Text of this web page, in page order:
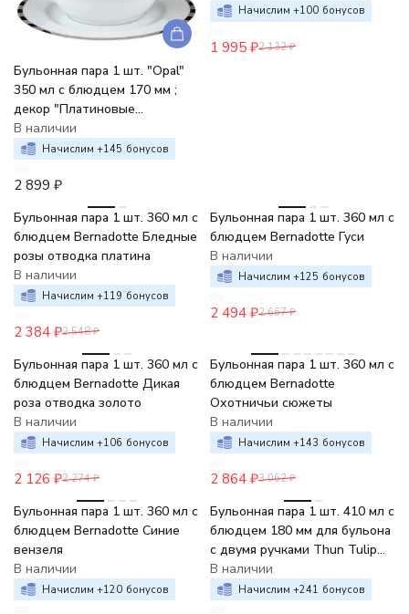
Бульонная пара 1 шт. "Opal"
350 мл с блюдцем 170 мм ;
декор "Платиновые
пластинки"
В наличии
Начислим +145 бонусов
2 899 ₽
Начислим +100 бонусов
1 995 ₽2 132 ₽
-6%
Бульонная пара 1 шт. 360 мл с
блюдцем Bernadotte Бледные
розы отводка платина
В наличии
Начислим +119 бонусов
2 384 ₽2 548 ₽
Бульонная пара 1 шт. 360 мл с
блюдцем Bernadotte Гуси
В наличии
Начислим +125 бонусов
2 494 ₽2 667 ₽
-7%
Бульонная пара 1 шт. 360 мл с
блюдцем Bernadotte Дикая
роза отводка золото
В наличии
Начислим +106 бонусов
2 126 ₽2 274 ₽
Бульонная пара 1 шт. 360 мл с
блюдцем Bernadotte
Охотничьи сюжеты
В наличии
Начислим +143 бонусов
2 864 ₽3 062 ₽
-6%
Бульонная пара 1 шт. 360 мл с
блюдцем Bernadotte Синие
вензеля
В наличии
Начислим +120 бонусов
Бульонная пара 1 шт. 410 мл с
блюдцем 180 мм для бульона
с двумя ручками Thun Tulip
Белоснежный тюльпан
золотые держатели
В наличии
Начислим +241 бонусов